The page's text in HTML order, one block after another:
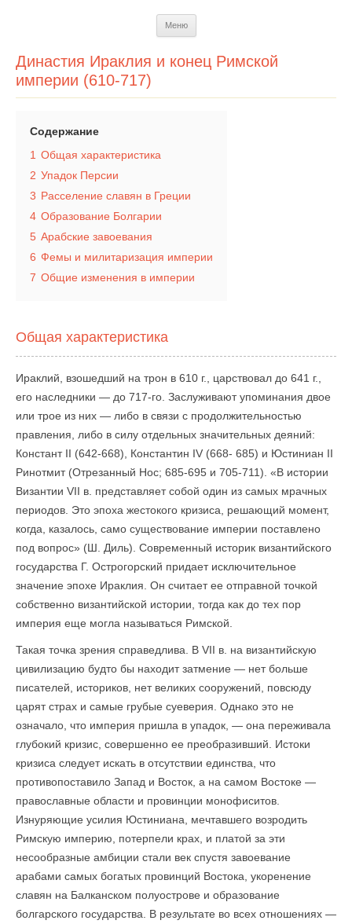
Меню
Династия Ираклия и конец Римской
империи (610-717)
Содержание
1 Общая характеристика
2 Упадок Персии
3 Расселение славян в Греции
4 Образование Болгарии
5 Арабские завоевания
6 Фемы и милитаризация империи
7 Общие изменения в империи
Общая характеристика
Ираклий, взошедший на трон в 610 г., царствовал до 641 г.,
его наследники — до 717-го. Заслуживают упоминания двое
или трое из них — либо в связи с продолжительностью
правления, либо в силу отдельных значительных деяний:
Констант II (642-668), Константин IV (668- 685) и Юстиниан II
Ринотмит (Отрезанный Нос; 685-695 и 705-711). «В истории
Византии VII в. представляет собой один из самых мрачных
периодов. Это эпоха жестокого кризиса, решающий момент,
когда, казалось, само существование империи поставлено
под вопрос» (Ш. Диль). Современный историк византийского
государства Г. Острогорский придает исключительное
значение эпохе Ираклия. Он считает ее отправной точкой
собственно византийской истории, тогда как до тех пор
империя еще могла называться Римской.
Такая точка зрения справедлива. В VII в. на византийскую
цивилизацию будто бы находит затмение — нет больше
писателей, историков, нет великих сооружений, повсюду
царят страх и самые грубые суеверия. Однако это не
означало, что империя пришла в упадок, — она переживала
глубокий кризис, совершенно ее преобразивший. Истоки
кризиса следует искать в отсутствии единства, что
противопоставило Запад и Восток, а на самом Востоке —
православные области и провинции монофиситов.
Изнуряющие усилия Юстиниана, мечтавшего возродить
Римскую империю, потерпели крах, и платой за эти
несообразные амбиции стали век спустя завоевание
арабами самых богатых провинций Востока, укоренение
славян на Балканском полуострове и образование
болгарского государства. В результате во всех отношениях —